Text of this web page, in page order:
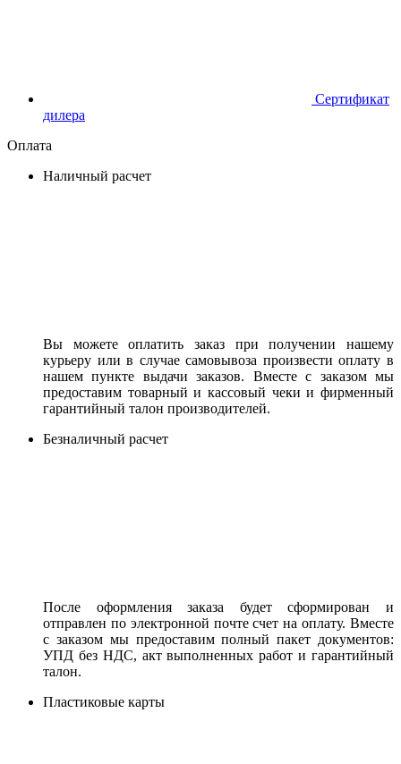
Сертификат
дилера
Оплата
Наличный расчет
Вы можете оплатить заказ при получении нашему
курьеру или в случае самовывоза произвести оплату в
нашем пункте выдачи заказов. Вместе с заказом мы
предоставим товарный и кассовый чеки и фирменный
гарантийный талон производителей.
Безналичный расчет
После оформления заказа будет сформирован и
отправлен по электронной почте счет на оплату. Вместе
с заказом мы предоставим полный пакет документов:
УПД без НДС, акт выполненных работ и гарантийный
талон.
Пластиковые карты